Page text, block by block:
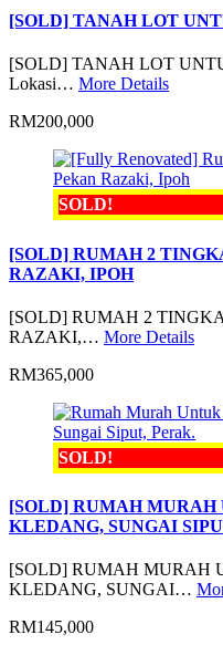
[SOLD] TANAH LOT
[SOLD] TANAH LOT
Lokasi… More Details
RM200,000
SOLD!
[SOLD] RUMAH 2
RAZAKI, IPOH
[SOLD] RUMAH 2
RAZAKI,… More Details
RM365,000
SOLD!
[SOLD] RUMAH
KLEDANG, SUNGAI
[SOLD] RUMAH MURAH
KLEDANG, SUNGAI…
RM145,000